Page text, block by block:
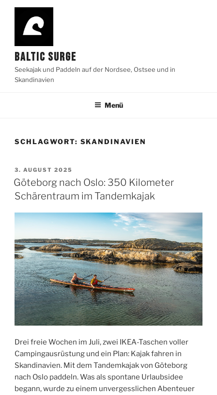
Zum
springen
BALTIC SURGE
Seekajak und Paddeln auf der Nordsee, Ostsee und in
Skandinavien
Menü
SCHLAGWORT: SKANDINAVIEN
VERÖFFENTLICHT
AM
3. AUGUST 2025
Göteborg nach Oslo: 350 Kilometer
Schärentraum im Tandemkajak
Drei freie Wochen im Juli, zwei IKEA-Taschen voller
Campingausrüstung und ein Plan: Kajak fahren in
Skandinavien. Mit dem Tandemkajak von Göteborg
nach Oslo paddeln. Was als spontane Urlaubsidee
begann, wurde zu einem unvergesslichen Abenteuer